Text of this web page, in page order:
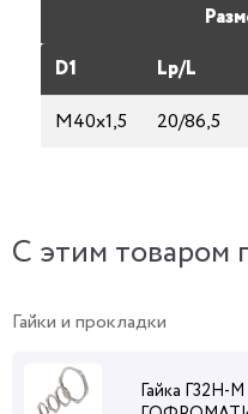
D1
Lp/L
М40х1,5
20/86,5
C этим товаром
Гайки и прокладки
Гайка Г32Н-М